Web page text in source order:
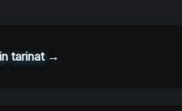
tarinat →